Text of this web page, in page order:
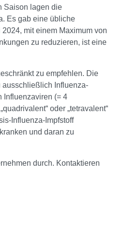
Saison lagen die
Es gab eine übliche
mit einem Maximum von
zu reduzieren, ist eine
zu empfehlen. Die
ausschließlich Influenza-
Influenzaviren (= 4
oder „tetravalent“
Influenza-Impfstoff
und daran zu
durch. Kontaktieren